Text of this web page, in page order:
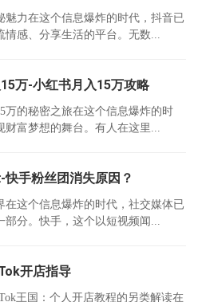
力在这个信息爆炸的时代，抖音已
感、分享生活的平台。无数...
万-小红书月入15万攻略
万的秘密之旅在这个信息爆炸的时
富梦想的舞台。有人在这里...
手粉丝团消失原因？
这个信息爆炸的时代，社交媒体已
分。快手，这个以短视频闻...
开店指导
王国：个人开店教程的另类解读在